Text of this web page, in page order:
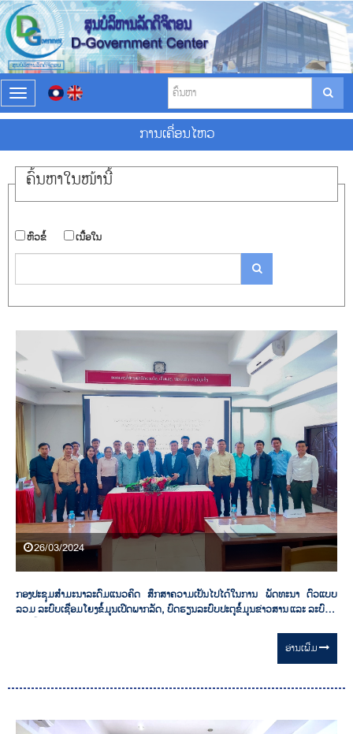
T
o
g
l
e
a
i
g
a
i
o
ການ​ເຄື່ອນ​ໄຫວ
ຄົ້ນ​ຫາ​ໃນ​ໜ້ານີ້
​ຫົວ​ຂໍ້ ​ເນື້ອ​ໃນ
26/03/2024
ກອງປະຊຸມສໍາມະນາລະດົມແນວຄິດ ສຶກສາຄວາມເປັນໄປໄດ້ໃນການ ພັດທະນາ ຕົວແບບ
ລວມ ລະບົບເຊື່ອມໂຍງຂໍ້ມູນເປີດພາກລັດ, ບົດຮຽນລະບົບປະຕູຂໍ້ມູນຂ່າວສານ ແລະ ລະບົບນິ
ອ່ານ​ເພີ່ມ